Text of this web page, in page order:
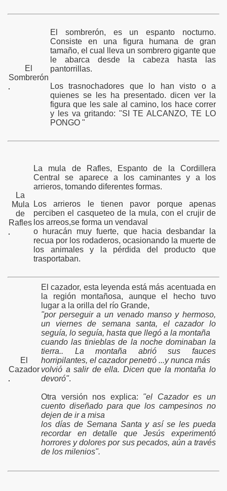
El
Sombrerón
El sombrerón, es un espanto nocturno.
Consiste en una figura humana de gran
tamaño, el cual lleva un sombrero gigante que
le abarca desde la cabeza hasta las
pantorrillas.
Los trasnochadores que lo han visto o a
quienes se les ha presentado. dicen ver la
figura que les sale al camino, los hace correr
y les va gritando: "SI TE ALCANZO, TE LO
PONGO "
La
Mula
de
Rafles
La mula de Rafles, Espanto de la Cordillera
Central se aparece a los caminantes y a los
arrieros, tomando diferentes formas.
Los arrieros le tienen pavor porque apenas
perciben el casqueteo de la mula, con el crujir de
los arreos,se forma un vendaval
o huracán muy fuerte, que hacia desbandar la
recua por los rodaderos, ocasionando la muerte de
los animales y la pérdida del producto que
trasportaban.
El
Cazador
El cazador, esta leyenda está más acentuada en
la región montañosa, aunque el hecho tuvo
lugar a la orilla del río Grande,
"por perseguir a un venado manso y hermoso,
un viernes de semana santa, el cazador lo
seguía, lo seguía, hasta que llegó a la montaña
cuando las tinieblas de la noche dominaban la
tierra.. La montaña abrió sus fauces
horripilantes, el cazador penetró ...y nunca más
volvió a salir de ella. Dicen que la montaña lo
devoró".
Otra versión nos explica: "el Cazador es un
cuento diseñado para que los campesinos no
dejen de ir a misa
los días de Semana Santa y así se les pueda
recordar en detalle que Jesús experimentó
horrores y dolores por sus pecados, aún a través
de los milenios".